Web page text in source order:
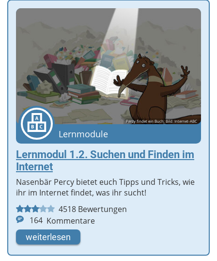
Percy findet ein Buch; Bild: Internet-ABC
Lernmodule
Lernmodul 1.2. Suchen und Finden im
Internet
Nasenbär Percy bietet euch Tipps und Tricks, wie
ihr im Internet findet, was ihr sucht!
4518 Bewertungen
164 Kommentare
weiterlesen